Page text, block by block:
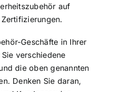
auf
Geschäfte in Ihrer
verschiedene
die oben genannten
Denken Sie daran,